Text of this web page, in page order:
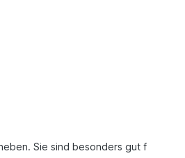
Sie sind besonders gut f